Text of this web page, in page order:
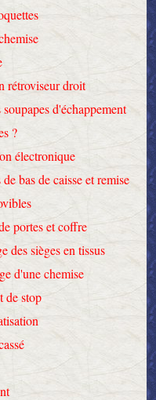
rétroviseur droit
d'échappement
?
électronique
bas de caisse et remise
portes et coffre
des sièges en tissus
d'une chemise
de stop